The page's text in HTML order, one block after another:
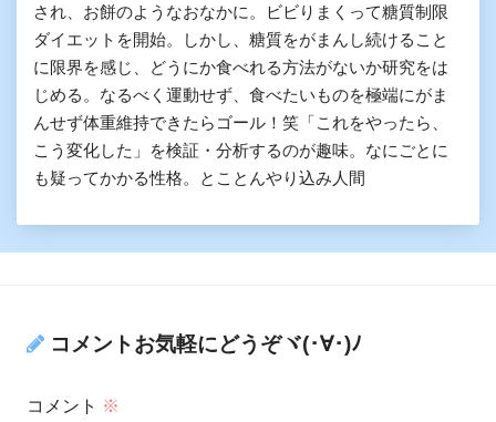
され、お餅のようなおなかに。ビビりまくって糖質制限
ダイエットを開始。しかし、糖質をがまんし続けること
に限界を感じ、どうにか食べれる方法がないか研究をは
じめる。なるべく運動せず、食べたいものを極端にがま
んせず体重維持できたらゴール！笑「これをやったら、
こう変化した」を検証・分析するのが趣味。なにごとに
も疑ってかかる性格。とことんやり込み人間
コメントお気軽にどうぞヾ(･∀･)ﾉ
コメント ※